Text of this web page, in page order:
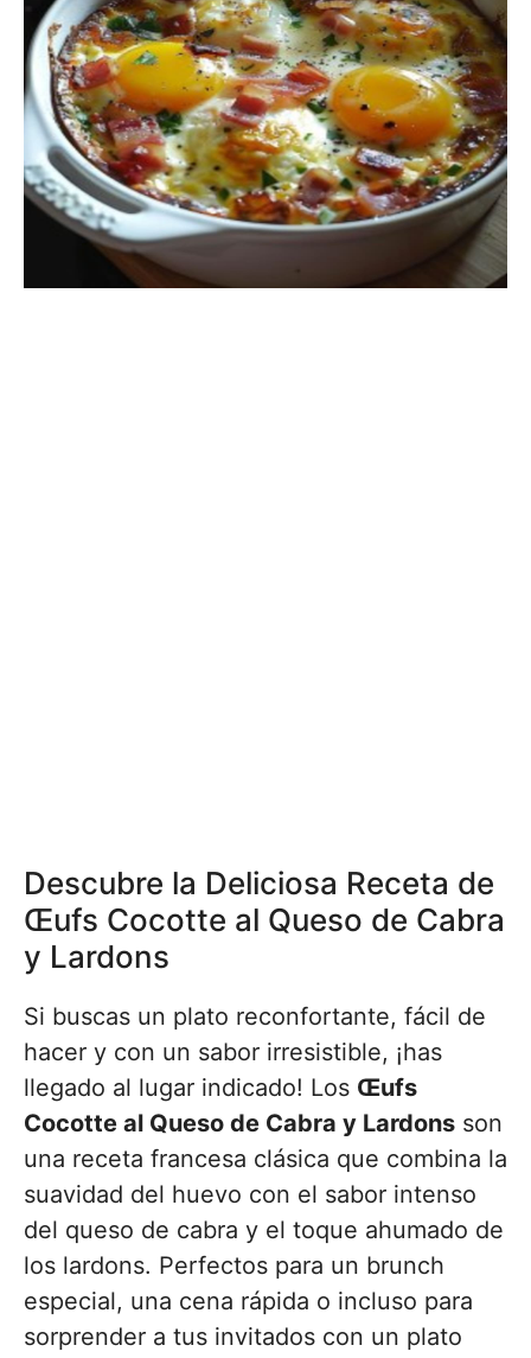
Descubre la Deliciosa Receta de
Œufs Cocotte al Queso de Cabra
y Lardons
Si buscas un plato reconfortante, fácil de
hacer y con un sabor irresistible, ¡has
llegado al lugar indicado! Los Œufs
Cocotte al Queso de Cabra y Lardons son
una receta francesa clásica que combina la
suavidad del huevo con el sabor intenso
del queso de cabra y el toque ahumado de
los lardons. Perfectos para un brunch
especial, una cena rápida o incluso para
sorprender a tus invitados con un plato